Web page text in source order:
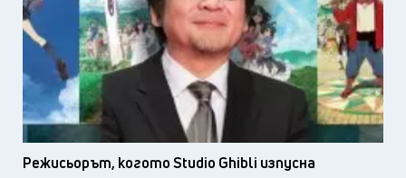
Режисьорът, когото Studio Ghibli изпусна